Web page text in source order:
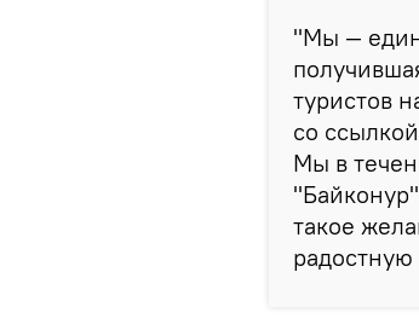
"Мы —
туристов
со
Мы в
такое
радостную